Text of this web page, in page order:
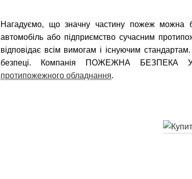
Нагадуємо, що значну частину пожеж можна
автомобіль або підприємство сучасним
відповідає всім вимогам і існуючим
безпеці. Компанія ПОЖЕЖНА БЕЗПЕКА
протипожежного обладнання.